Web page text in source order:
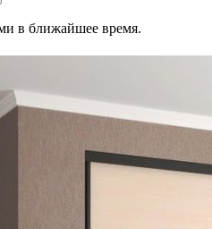
в ближайшее время.